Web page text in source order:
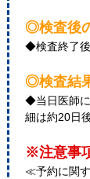
◎検査後
◆検査終了後
◎検査結
◆当日医師
細は約20日
※注意事
≪予約に関